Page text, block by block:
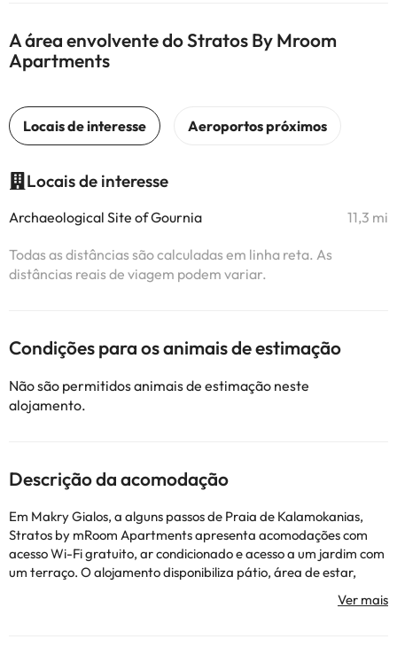
A área envolvente do Stratos By Mroom
Apartments
Locais de interesse
Archaeological Site of Gournia 11,3 mi
Todas as distâncias são calculadas em linha reta. As
distâncias reais de viagem podem variar.
Condições para os animais de estimação
Não são permitidos animais de estimação neste
alojamento.
Descrição da acomodação
Em Makry Gialos, a alguns passos de Praia de Kalamokanias,
Stratos by mRoom Apartments apresenta acomodações com
acesso Wi-Fi gratuito, ar condicionado e acesso a um jardim com
um terraço. O alojamento disponibiliza pátio, área de estar,
televisão de ecrã plano, uma cozinha totalmente equipada com
um frigorífico e um forno, e uma casa de banho privativa com